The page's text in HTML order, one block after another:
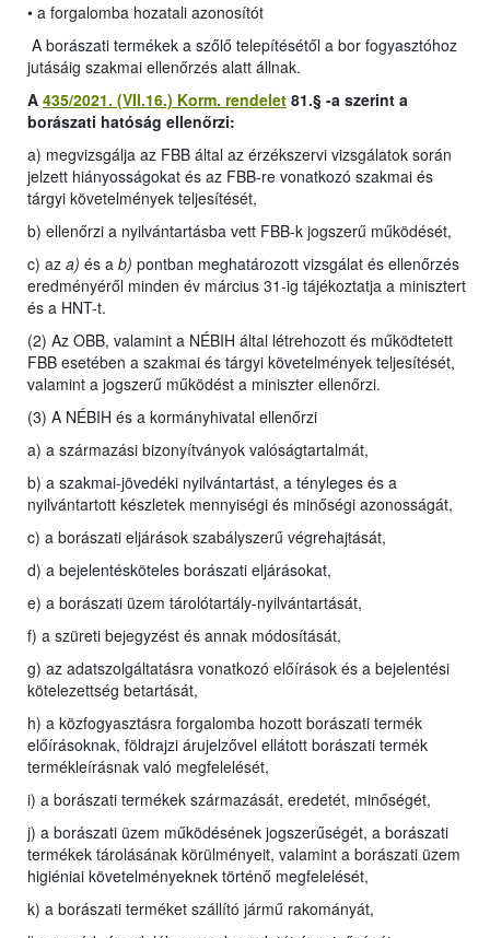
• a forgalomba hozatali azonosítót
A borászati termékek a szőlő telepítésétől a bor fogyasztóhoz
jutásáig szakmai ellenőrzés alatt állnak.
A 435/2021. (VII.16.) Korm. rendelet 81.§ -a szerint a
borászati hatóság ellenőrzi:
a) megvizsgálja az FBB által az érzékszervi vizsgálatok során
jelzett hiányosságokat és az FBB-re vonatkozó szakmai és
tárgyi követelmények teljesítését,
b) ellenőrzi a nyilvántartásba vett FBB-k jogszerű működését,
c) az a) és a b) pontban meghatározott vizsgálat és ellenőrzés
eredményéről minden év március 31-ig tájékoztatja a minisztert
és a HNT-t.
(2) Az OBB, valamint a NÉBIH által létrehozott és működtetett
FBB esetében a szakmai és tárgyi követelmények teljesítését,
valamint a jogszerű működést a miniszter ellenőrzi.
(3) A NÉBIH és a kormányhivatal ellenőrzi
a) a származási bizonyítványok valóságtartalmát,
b) a szakmai-jövedéki nyilvántartást, a tényleges és a
nyilvántartott készletek mennyiségi és minőségi azonosságát,
c) a borászati eljárások szabályszerű végrehajtását,
d) a bejelentésköteles borászati eljárásokat,
e) a borászati üzem tárolótartály-nyilvántartását,
f) a szüreti bejegyzést és annak módosítását,
g) az adatszolgáltatásra vonatkozó előírások és a bejelentési
kötelezettség betartását,
h) a közfogyasztásra forgalomba hozott borászati termék
előírásoknak, földrajzi árujelzővel ellátott borászati termék
termékleírásnak való megfelelését,
i) a borászati termékek származását, eredetét, minőségét,
j) a borászati üzem működésének jogszerűségét, a borászati
termékek tárolásának körülményeit, valamint a borászati üzem
higiéniai követelményeknek történő megfelelését,
k) a borászati terméket szállító jármű rakományát,